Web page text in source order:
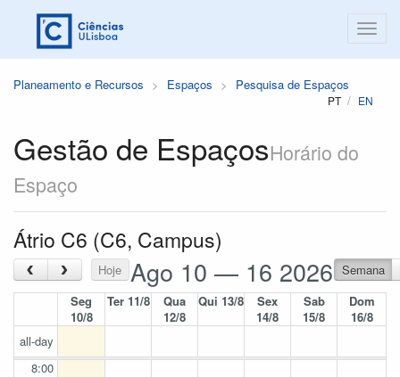
Planeamento e Recursos Espaços Pesquisa de Espaços
PT EN
Gestão de EspaçosHorário do
Espaço
Átrio C6 (C6, Campus)
‹ › Hoje Ago 10 — 16 2026 Semana
Seg
10/8
Ter 11/8
Qua
12/8
Qui 13/8
Sex
14/8
Sab
15/8
Dom
16/8
all-day
8:00